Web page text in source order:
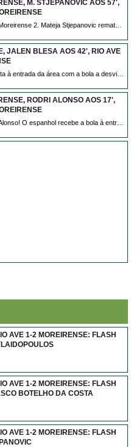
M. STJEPANOVIC AOS 57',
JALEN BLESA AOS 42', RIO AVE
RODRI ALONSO AOS 17',
AVE 1-2 MOREIRENSE: FLASH
AVE 1-2 MOREIRENSE: FLASH
BOTELHO DA COSTA
AVE 1-2 MOREIRENSE: FLASH